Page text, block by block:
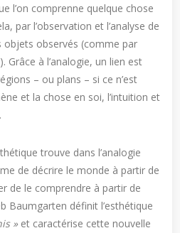
l’on comprenne quelque chose
par l’observation et l’analyse de
objets observés (comme par
Grâce à l’analogie, un lien est
– ou plans – si ce n’est
et la chose en soi, l’intuition et
trouve dans l’analogie
de décrire le monde à partir de
de le comprendre à partir de
Baumgarten définit l’esthétique
» et caractérise cette nouvelle